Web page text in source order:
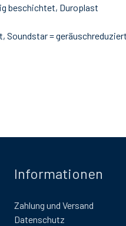
beschichtet, Duroplast
Soundstar = geräuschreduziert
Informationen
Zahlung und Versand
Datenschutz